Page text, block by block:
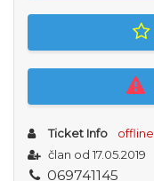
Ticket Info
offline
član od 17.05.2019
069741145